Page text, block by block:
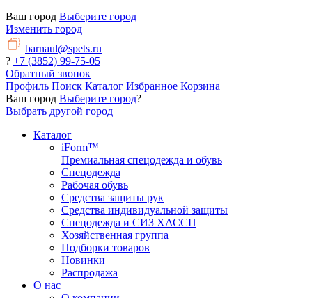
Ваш город Выберите город
Изменить город
barnaul@spets.ru
? +7 (3852) 99-75-05
Обратный звонок
Профиль Поиск Каталог Избранное Корзина
Ваш город Выберите город?
Выбрать другой город
Каталог
iForm™
Премиальная спецодежда и обувь
Спецодежда
Рабочая обувь
Средства защиты рук
Средства индивидуальной защиты
Спецодежда и СИЗ ХАССП
Хозяйственная группа
Подборки товаров
Новинки
Распродажа
О нас